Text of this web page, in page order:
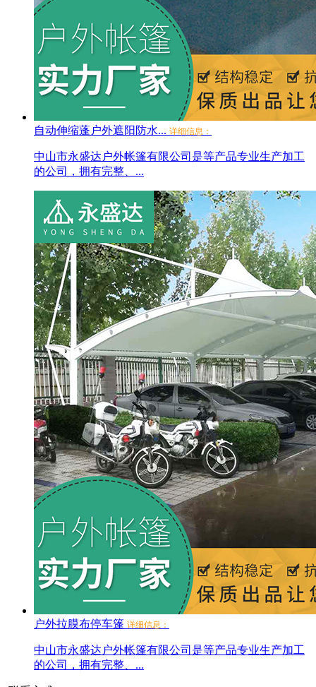
自动伸缩蓬户外遮阳防水... 详细信息：
中山市永盛达户外帐篷有限公司是等产品专业生产加工
的公司，拥有完整、...
户外拉膜布停车篷 详细信息：
中山市永盛达户外帐篷有限公司是等产品专业生产加工
的公司，拥有完整、...